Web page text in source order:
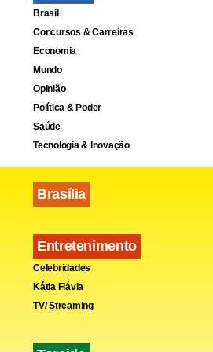
Brasil
Concursos & Carreiras
Economia
Mundo
Opinião
Política & Poder
Saúde
Tecnologia & Inovação
Brasília
Entretenimento
Celebridades
Kátia Flávia
TV/ Streaming